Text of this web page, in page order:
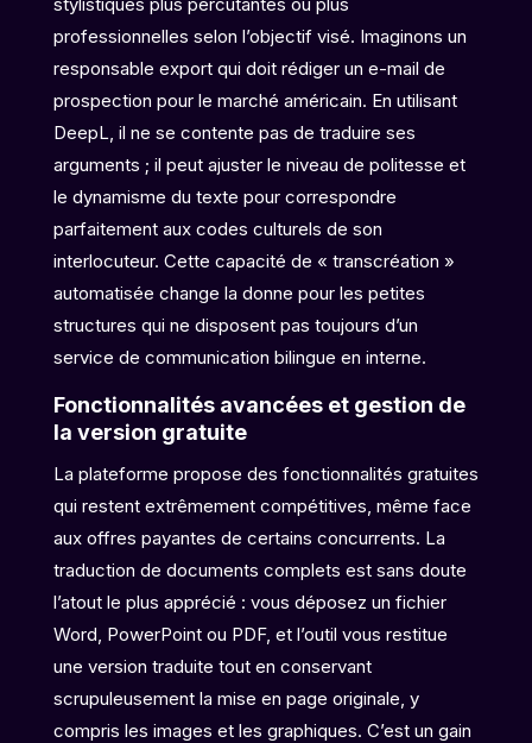
professionnelles selon l’objectif visé. Imaginons un
responsable export qui doit rédiger un e-mail de
prospection pour le marché américain. En utilisant
DeepL, il ne se contente pas de traduire ses
arguments ; il peut ajuster le niveau de politesse et
le dynamisme du texte pour correspondre
parfaitement aux codes culturels de son
interlocuteur. Cette capacité de « transcréation »
automatisée change la donne pour les petites
structures qui ne disposent pas toujours d’un
service de communication bilingue en interne.
Fonctionnalités avancées et gestion de
la version gratuite
La plateforme propose des fonctionnalités gratuites
qui restent extrêmement compétitives, même face
aux offres payantes de certains concurrents. La
traduction de documents complets est sans doute
l’atout le plus apprécié : vous déposez un fichier
Word, PowerPoint ou PDF, et l’outil vous restitue
une version traduite tout en conservant
scrupuleusement la mise en page originale, y
compris les images et les graphiques. C’est un gain